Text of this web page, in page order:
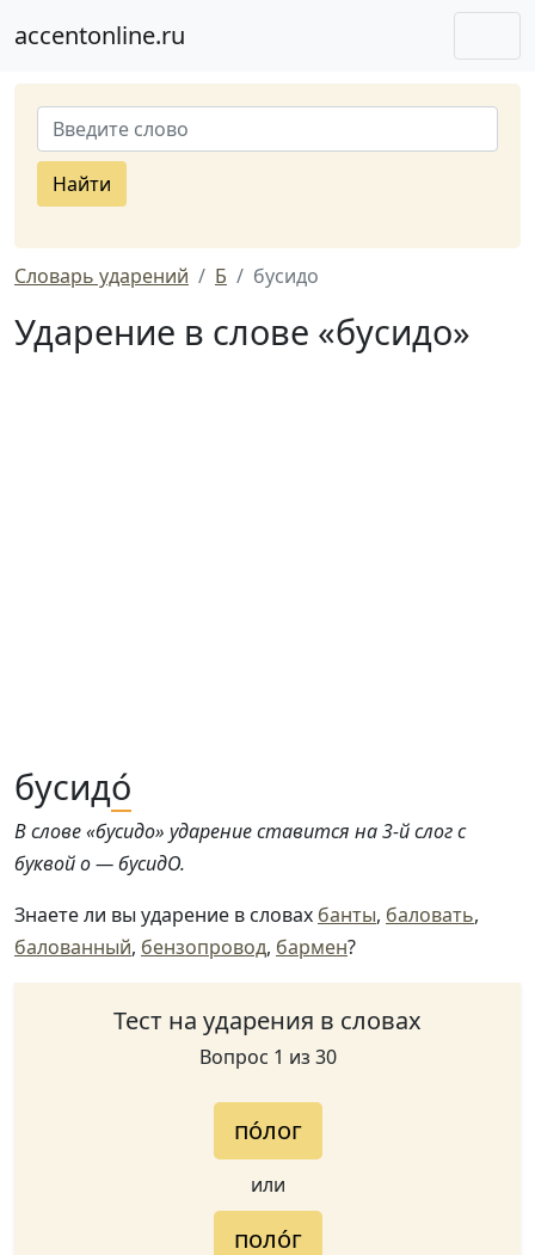
accentonline.ru
Найти
Словарь ударений Б бусидо
Ударение в слове «бусидо»
бусидо́
В слове «бусидо» ударение ставится на 3-й слог с
буквой о — бусидО.
Знаете ли вы ударение в словах банты, баловать,
балованный, бензопровод, бармен?
Тест на ударения в словах
Вопрос 1 из 30
по́лог
или
поло́г